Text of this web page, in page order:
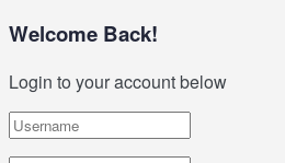
Welcome Back!
Login to your account below